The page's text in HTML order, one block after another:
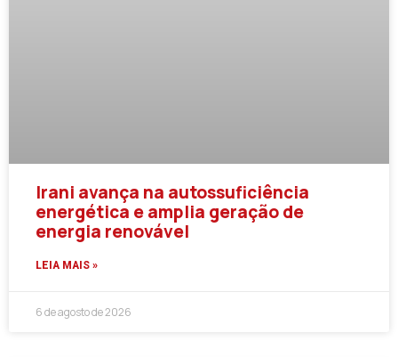
Irani avança na autossuficiência
energética e amplia geração de
energia renovável
LEIA MAIS »
6 de agosto de 2026